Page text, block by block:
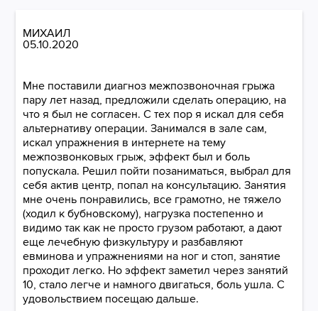
МИХАИЛ
05.10.2020
Мне поставили диагноз межпозвоночная грыжа
пару лет назад, предложили сделать операцию, на
что я был не согласен. С тех пор я искал для себя
альтернативу операции. Занимался в зале сам,
искал упражнения в интернете на тему
межпозвонковых грыж, эффект был и боль
попускала. Решил пойти позаниматься, выбрал для
себя актив центр, попал на консультацию. Занятия
мне очень понравились, все грамотно, не тяжело
(ходил к бубновскому), нагрузка постепенно и
видимо так как не просто грузом работают, а дают
еще лечебную физкультуру и разбавляют
евминова и упражнениями на ног и стоп, занятие
проходит легко. Но эффект заметил через занятий
10, стало легче и намного двигаться, боль ушла. С
удовольствием посещаю дальше.